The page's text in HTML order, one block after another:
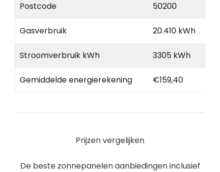
Postcode 50200
Gasverbruik 20.410 kWh
Stroomverbruik kWh 3305 kWh
Gemiddelde energierekening €159,40
Prijzen vergelijken
De beste zonnepanelen aanbiedingen inclusief